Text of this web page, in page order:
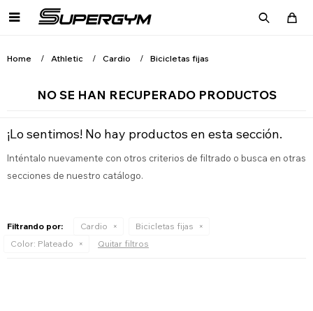

Home Athletic Cardio Bicicletas fijas
NO SE HAN RECUPERADO PRODUCTOS
¡Lo sentimos! No hay productos en esta sección.
Inténtalo nuevamente con otros criterios de filtrado o busca en otras
secciones de nuestro catálogo.
Filtrando por: Cardio
Bicicletas fijas
Color: Plateado Quitar filtros